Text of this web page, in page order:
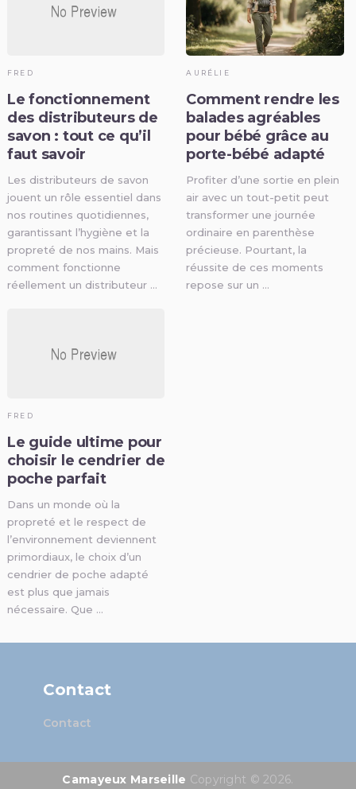
FRED
Le fonctionnement
des distributeurs de
savon : tout ce qu’il
faut savoir
Les distributeurs de savon
jouent un rôle essentiel dans
nos routines quotidiennes,
garantissant l’hygiène et la
propreté de nos mains. Mais
comment fonctionne
réellement un distributeur …
AURÉLIE
Comment rendre les
balades agréables
pour bébé grâce au
porte-bébé adapté
Profiter d’une sortie en plein
air avec un tout-petit peut
transformer une journée
ordinaire en parenthèse
précieuse. Pourtant, la
réussite de ces moments
repose sur un …
FRED
Le guide ultime pour
choisir le cendrier de
poche parfait
Dans un monde où la
propreté et le respect de
l’environnement deviennent
primordiaux, le choix d’un
cendrier de poche adapté
est plus que jamais
nécessaire. Que …
Contact
Contact
Camayeux Marseille Copyright © 2026.